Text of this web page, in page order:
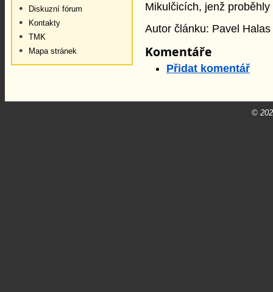
Mikulčicích, jenž
Autor článku: Pavel Halas
Komentáře
Přidat komentář
Diskuzní fórum
Kontakty
TMK
Mapa stránek
©